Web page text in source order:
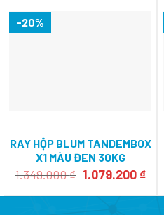
-20%
RAY HỘP BLUM TANDEMBOX
X1 MÀU ĐEN 30KG
551.23.300
1.349.000₫ Giá
là:
1.079.200 ₫Giá
tại